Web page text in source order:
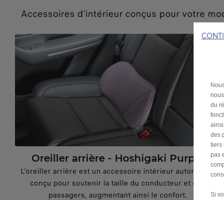
Accessoires d’intérieur conçus pour votre
Oreiller arrière - Hoshigaki Purple
L’oreiller arrière est un accessoire intérieur automobile
conçu pour soutenir la taille du conducteur et des
passagers, augmentant ainsi le confort.
du
des
tiers
pas
Si